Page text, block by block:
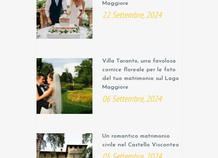
Maggiore
22 Settembre, 2024
Villa Taranto, una favolosa
cornice floreale per le foto
del tuo matrimonio sul Lago
Maggiore
06 Settembre, 2024
Un romantico matrimonio
civile nel Castello Visconteo